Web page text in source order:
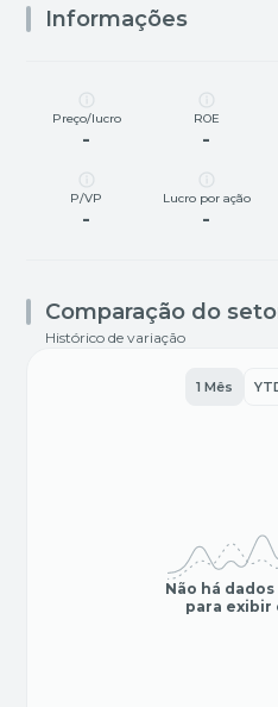
Informações
Preço/lucro
-
ROE
-
P/VP
-
Lucro por ação
-
Comparação do
Histórico de variação
1 Mês
Não há
para exibir